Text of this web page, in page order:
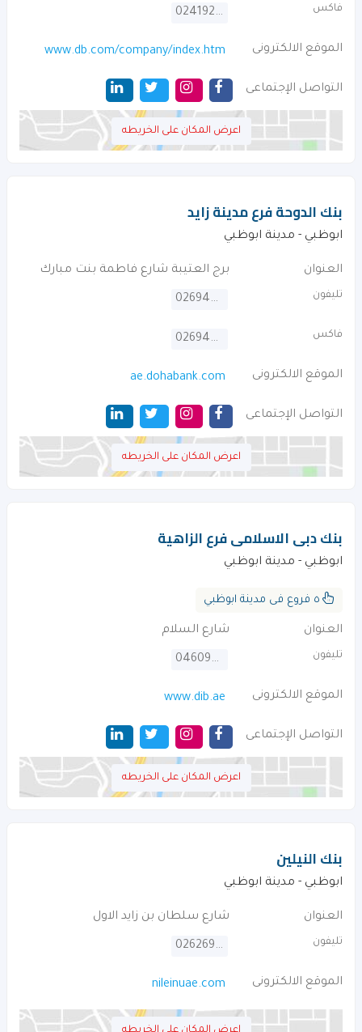
فاكس 024192299
الموقع الالكترونى www.db.com/company/index.htm
التواصل الإجتماعى
اعرض المكان على الخريطه
بنك الدوحة فرع مدينة زايد
ابوظبي - مدينة ابوظبي
العنوان برج العتيبة شارع فاطمة بنت مبارك
تليفون 026944888
فاكس 026944844
الموقع الالكترونى ae.dohabank.com
التواصل الإجتماعى
اعرض المكان على الخريطه
بنك دبى الاسلامى فرع الزاهية
ابوظبي - مدينة ابوظبي
العنوان شارع السلام
تليفون 046092222
الموقع الالكترونى www.dib.ae
التواصل الإجتماعى
اعرض المكان على الخريطه
بنك النيلين
ابوظبي - مدينة ابوظبي
العنوان شارع سلطان بن زايد الاول
تليفون 026269995
الموقع الالكترونى nileinuae.com